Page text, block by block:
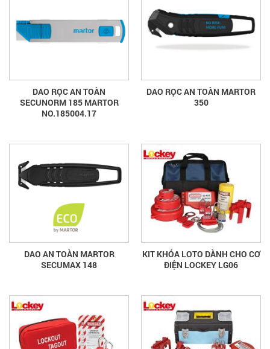
DAO RỌC AN TOÀN
SECUNORM 185 MARTOR
NO.185004.17
DAO RỌC AN TOÀN MARTOR
350
DAO AN TOÀN MARTOR
SECUMAX 148
KIT KHÓA LOTO DÀNH CHO CƠ
ĐIỆN LOCKEY LG06